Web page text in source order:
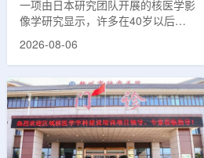
关
一项由日本研究团队开展的核医学影
像学研究显示，许多在40岁以后首
次出现幻觉、妄想等精神病性症状的
常沉积。研究纳入37名晚发性精神
病患者和47名年龄匹配的健康对照
者。研究人员采用淀粉样蛋白PET示
踪剂^11C-PiB，以及tau蛋白PET示
踪剂^18F-florzolotau，对受试者大
2026-08-06